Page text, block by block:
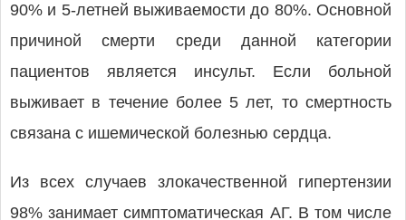
90% и 5-летней выживаемости до 80%. Основной
причиной смерти среди данной категории
пациентов является инсульт. Если больной
выживает в течение более 5 лет, то смертность
связана с ишемической болезнью сердца.
Из всех случаев злокачественной гипертензии
98% занимает симптоматическая АГ. В том числе